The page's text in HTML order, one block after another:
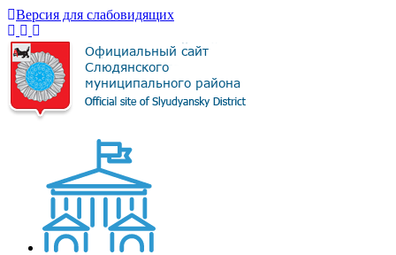
Версия для слабовидящих